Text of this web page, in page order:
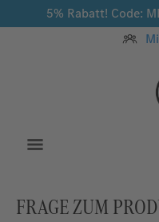
Zum Hauptinhalt springen
5% Rabatt! Code:
FRAGE ZUM